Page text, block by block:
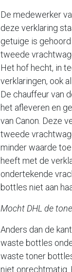
De medewerker
deze verklaring
getuige is
tweede
Het hof hecht, in
verklaringen, ook
De chauffeur van
het afleveren en
van Canon. Deze
tweede
minder waarde toe
heeft met de
ondertekende
bottles niet aan
Mocht DHL de
Anders dan de
waste bottles
waste toner
niet onrechtmatig.